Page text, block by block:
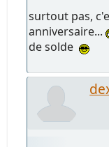
surtout pas,
anniversaire...
de solde